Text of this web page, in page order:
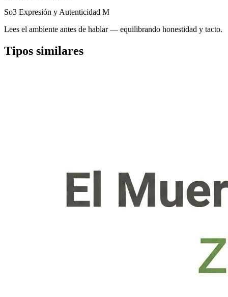
So3 Expresión y Autenticidad M
Lees el ambiente antes de hablar — equilibrando honestidad y tacto.
Tipos similares